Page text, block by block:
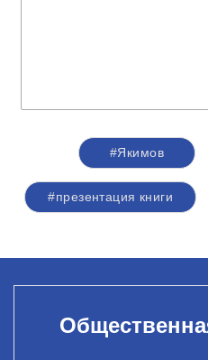
#Якимов
#презентация книги